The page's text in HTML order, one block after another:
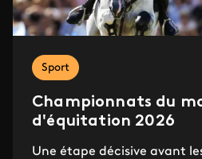
Sport
Championnats du
d'équitation 2026
Une étape décisive avant